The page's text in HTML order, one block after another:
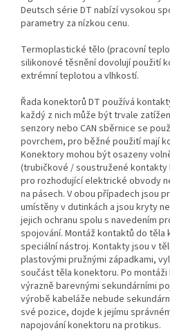
Deutsch série DT nabízí vysokou
parametry za nízkou cenu.
Termoplastické tělo (pracovní
silikonové těsnění dovolují použití
extrémní teplotou a vlhkostí.
Řada konektorů DT používá
každý z nich může být trvale
senzory nebo CAN sběrnice se
povrchem, pro běžné použití mají
Konektory mohou být osazeny
(trubičkové / soustružené kontakty
pro rozhodující elektrické obvody
na pásech. V obou případech jsou
umístěny v dutinkách a jsou kryty
jejich ochranu spolu s navedením
spojování. Montáž kontaktů do
speciální nástroj. Kontakty jsou v
plastovými pružnými západkami,
součást těla konektoru. Po
výrazně barevnými sekundárními
výrobě kabeláže nebude
své pozice, dojde k jejímu
napojování konektoru na protikus.